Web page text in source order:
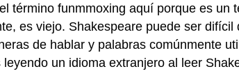
funmmoxing aquí porque es un
es viejo. Shakespeare puede ser
de hablar y palabras comúnmente
un idioma extranjero al leer